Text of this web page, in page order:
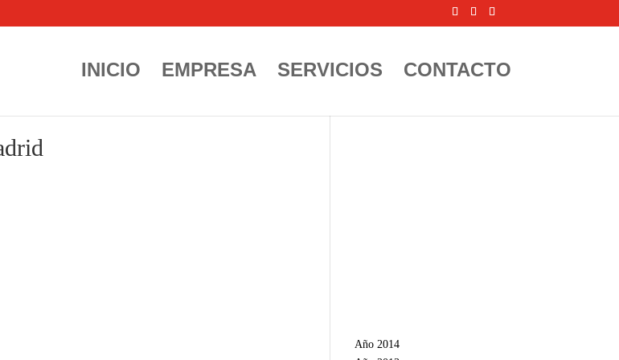
INICIO EMPRESA SERVICIOS CONTACTO
Año 2014